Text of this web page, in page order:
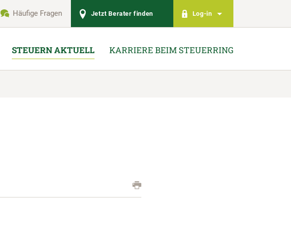
Häufige Fragen Jetzt Berater finden Log-in
STEUERN AKTUELL KARRIERE BEIM STEUERRING